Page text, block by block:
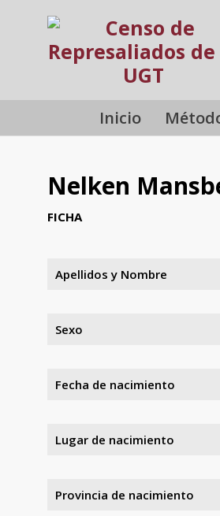
Inicio
Nelken
FICHA
Apellidos y Nombre
Sexo
Fecha de nacimiento
Lugar de nacimiento
Provincia de nacimiento